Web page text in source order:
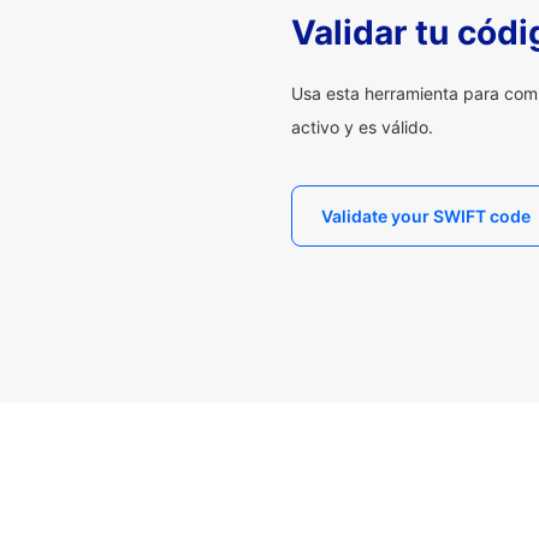
Validar tu
Usa esta herramienta para
activo y es válido.
Validate your SWIFT code